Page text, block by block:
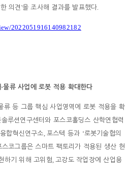
의견 '을 조사해 결과를 발표했다.
2022051916140982182
·물류 사업에 로봇 적용 확대한다
류 등 그룹 핵심 사업영역에 로봇 적용을 확
루션연구센터와 포스코홀딩스 산학연협력
융합혁신연구소, 포스텍 등과 ‘로봇기술협의
스코그룹은 스마트 팩토리가 적용된 생산 현
하기 위해 고위험,고강도 작업장에 산업용